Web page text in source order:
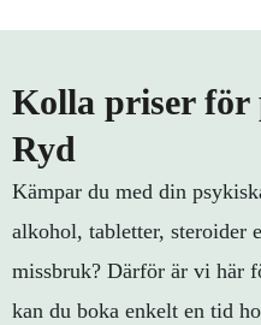
Kolla priser
Ryd
Kämpar du med din
alkohol, tabletter, steroider
missbruk? Därför är vi här
kan du boka enkelt en tid